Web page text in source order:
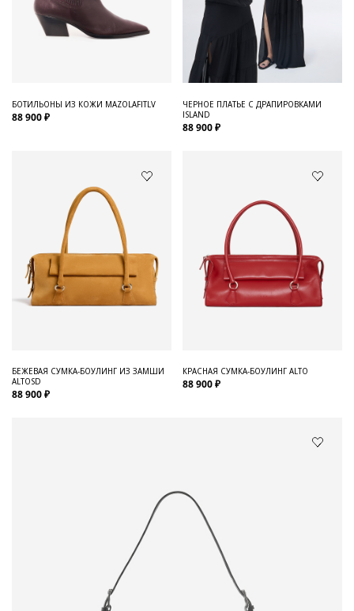
БОТИЛЬОНЫ ИЗ КОЖИ MAZOLAFITLV
88 900 ₽
ЧЕРНОЕ ПЛАТЬЕ С ДРАПИРОВКАМИ
ISLAND
88 900 ₽
БЕЖЕВАЯ СУМКА-БОУЛИНГ ИЗ ЗАМШИ
ALTOSD
88 900 ₽
КРАСНАЯ СУМКА-БОУЛИНГ ALTO
88 900 ₽